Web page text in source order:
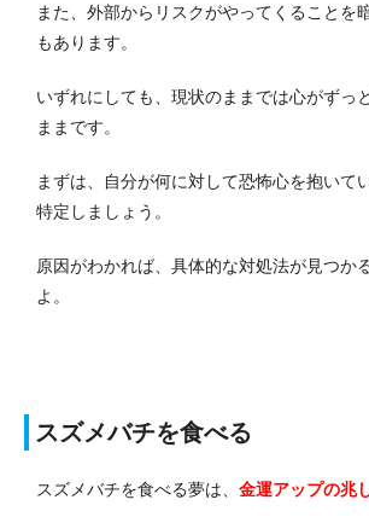
また、外部からリスクがやってくることを
もあります。
いずれにしても、現状のままでは心がずっ
ままです。
まずは、自分が何に対して恐怖心を抱いて
特定しましょう。
原因がわかれば、具体的な対処法が見つか
よ。
スズメバチを食べる
スズメバチを食べる夢は、 金運アップの兆